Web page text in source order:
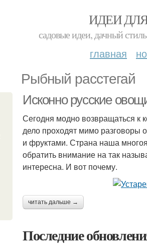
ИДЕИ
садовые идеи, дачный
главная
Рыбный расстегай
Исконно русские
Сегодня модно возвращаться к
дело проходят мимо разговоры
и фруктами. Страна наша
обратить внимание на так
интересна. И вот почему.
читать дальше →
Последние